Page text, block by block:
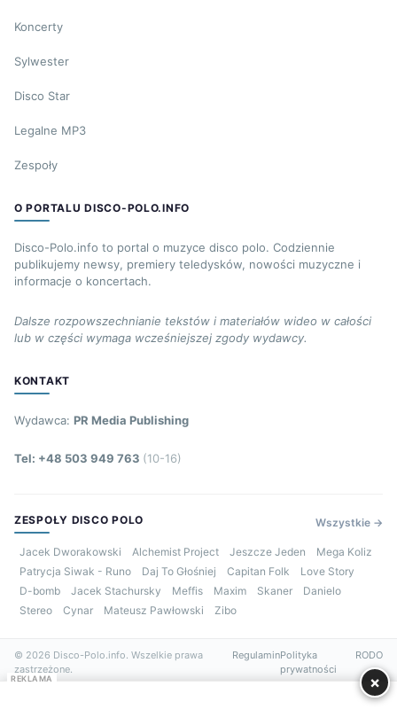
Koncerty
Sylwester
Disco Star
Legalne MP3
Zespoły
O PORTALU DISCO-POLO.INFO
Disco-Polo.info to portal o muzyce disco polo. Codziennie
publikujemy newsy, premiery teledysków, nowości muzyczne i
informacje o koncertach.
Dalsze rozpowszechnianie tekstów i materiałów wideo w całości
lub w części wymaga wcześniejszej zgody wydawcy.
KONTAKT
Wydawca: PR Media Publishing
Tel: +48 503 949 763 (10-16)
ZESPOŁY DISCO POLO Wszystkie →
Jacek Dworakowski Alchemist Project Jeszcze Jeden
Mega Koliz
Patrycja Siwak - Runo
Daj To Głośniej Capitan Folk
Love Story
D-bomb
Jacek Stachursky Meffis Maxim Skaner
Danielo
Stereo
Cynar Mateusz Pawłowski Zibo
© 2026 Disco-Polo.info. Wszelkie prawa
zastrzeżone.
RegulaminPolityka
prywatności
RODO
REKLAMA ×